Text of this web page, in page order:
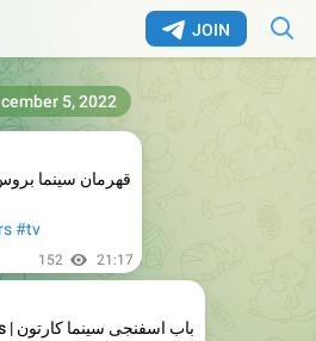
JOIN
قهرمان سینما
#tv
152 21:17
5, 2022
| باب اسفنجی سینما کارتون